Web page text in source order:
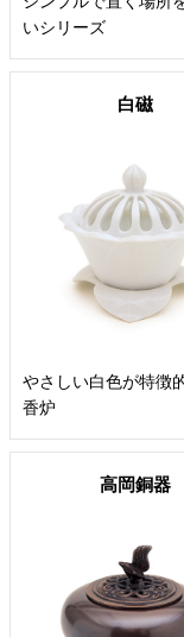
いシリーズ
白磁
やさしい白色が特徴
香炉
高岡銅器